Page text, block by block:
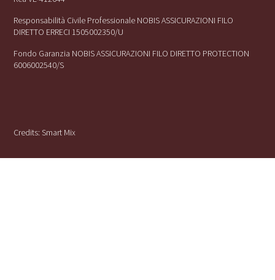
Responsabilità Civile Professionale NOBIS ASSICURAZIONI FILO
DIRETTO ERRECI 1505002350/U
Fondo Garanzia NOBIS ASSICURAZIONI FILO DIRETTO PROTECTION
6006002540/S
Credits:Smart Mix